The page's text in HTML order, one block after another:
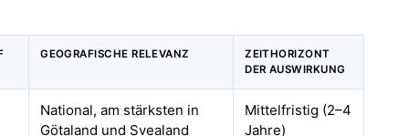
GEOGRAFISCHE RELEVANZ
ZEITHORIZONT
DER AUSWIRKUNG
National, am stärksten in
Götaland und Svealand
Mittelfristig (2–4
Jahre)